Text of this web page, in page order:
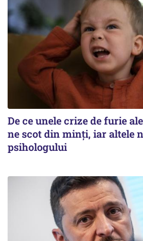
De ce unele crize de furie
ne scot din minți, iar altele
psihologului